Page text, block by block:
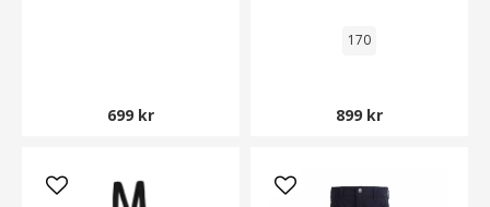
699 kr
170
899 kr